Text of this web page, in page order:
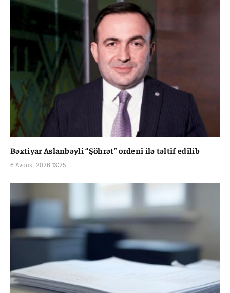
Bəxtiyar Aslanbəyli “Şöhrət” ordeni ilə təltif edilib
6 Avqust 2026 13:25